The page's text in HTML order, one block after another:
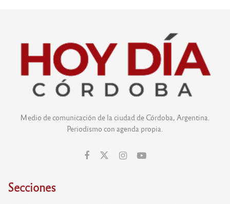
Medio de comunicación de la ciudad de Córdoba, Argentina.
Periodismo con agenda propia.
Secciones